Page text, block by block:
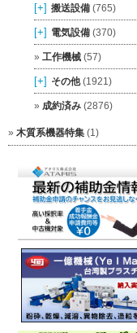
[+] 搬送設備 (765)
[+] 電気設備 (370)
工作機械 (57)
[+] その他(1921)
成約済み (2876)
木質系機器特集 (1)